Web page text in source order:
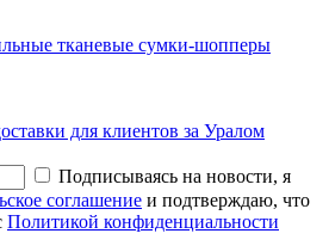
тканевые сумки-шопперы
для клиентов за Уралом
Подписываясь на новости, я
соглашение и подтверждаю, что
Политикой конфиденциальности